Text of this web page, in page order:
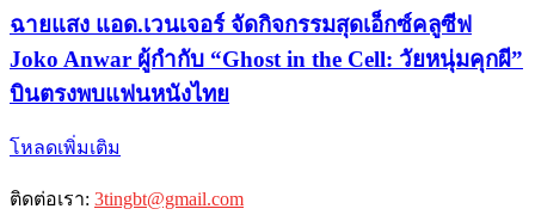
ฉายแสง แอด.เวนเจอร์ จัดกิจกรรมสุดเอ็กซ์คลูซีฟ
Joko Anwar ผู้กำกับ “Ghost in the Cell: วัยหนุ่มคุกผี”
บินตรงพบแฟนหนังไทย
โหลดเพิ่มเติม
ติดต่อเรา: 3tingbt@gmail.com